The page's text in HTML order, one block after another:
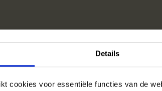
Details
cookies voor essentiële functies van de